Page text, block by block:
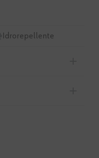
Idrorepellente